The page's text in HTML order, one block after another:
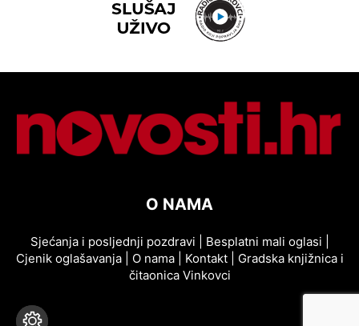
O NAMA
Sjećanja i posljednji pozdravi Besplatni mali oglasi
Cjenik oglašavanja| O nama| Kontakt| Gradska knjižnica i
čitaonica Vinkovci